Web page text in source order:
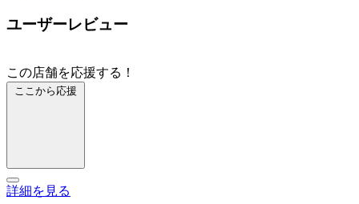
ユーザーレビュー
この店舗を応援する！
ここから応援
詳細を見る